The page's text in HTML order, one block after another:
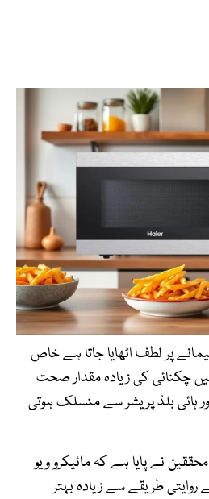
پر لطف اٹھایا جاتا ہے خاص
میں چکنائی کی زیادہ مقدار صحت
ہائی بلڈ پریشر سے منسلک ہوتی
نے پایا ہے کہ مائیکرو ویو
روایتی طریقے سے زیادہ بہتر